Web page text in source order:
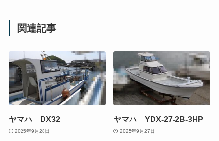
関連記事
ヤマハ DX32
2025年9月28日
ヤマハ YDX-27-2B-3HP
2025年9月27日